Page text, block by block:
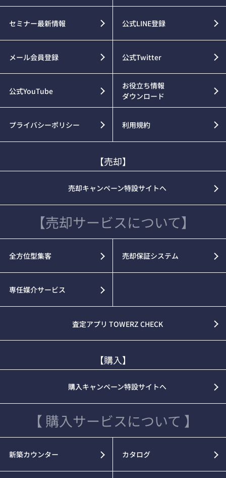
セミナー最新情報 公式LINE登録
メール会員登録 公式Twitter
公式YouTube
お役立ち情報
ダウンロード
プライバシーポリシー 利用規約
【売却】
売却キャンペーン特設サイトへ
【売却サービスについて】
全方位型集客 売却保証システム
専任媒介サービス
査定アプリ TOWERZ CHECK
【購入】
購入キャンペーン特設サイトへ
【 購入サービスについて 】
新築カウンター カタログ